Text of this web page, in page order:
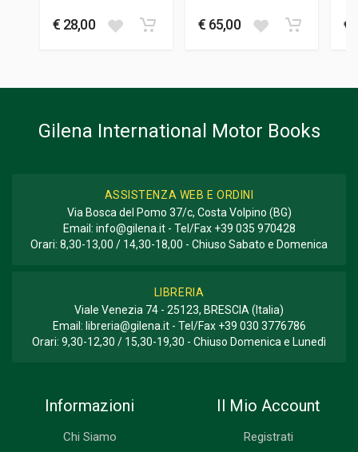
22 x 28 x 2 cm
€ 28,00
CAMPAIGN
€ 65,00 €
Gilena International Motor Books
ASSISTENZA WEB E ORDINI
Via Bosca del Pomo 37/c, Costa Volpino (BG)
Email: info@gilena.it- Tel/Fax +39 035 970428
Orari: 8,30-13,00 / 14,30-18,00 - Chiuso Sabato e Domenica
LIBRERIA
Viale Venezia 74 - 25123, BRESCIA (Italia)
Email: libreria@gilena.it- Tel/Fax +39 030 3776786
Orari: 9,30-12,30 / 15,30-19,30 - Chiuso Domenica e Lunedì
Informazioni
Chi Siamo
Il Mio Account
Registrati